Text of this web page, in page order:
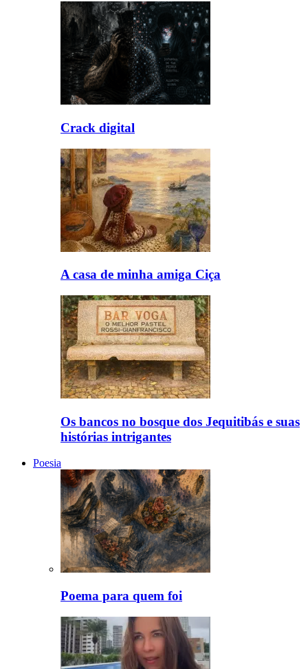
Crack digital
A casa de minha amiga Ciça
Os bancos no bosque dos Jequitibás e suas
histórias intrigantes
Poesia
Poema para quem foi